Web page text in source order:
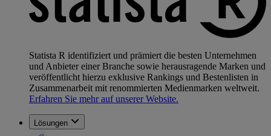
Statista R identifiziert und prämiert die besten Unternehmen
und Anbieter einer Branche sowie herausragende Marken und
veröffentlicht hierzu exklusive Rankings und Bestenlisten in
Zusammenarbeit mit renommierten Medienmarken weltweit.
Erfahren Sie mehr auf unserer Website.
Lösungen